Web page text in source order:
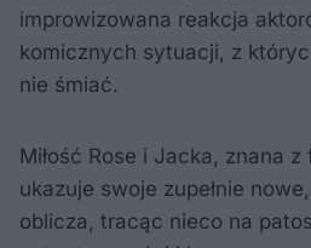
improwizowana reakcja
komicznych sytuacji, z
nie śmiać.
Miłość Rose i Jacka, znana z
ukazuje swoje zupełnie
oblicza, tracąc nieco na